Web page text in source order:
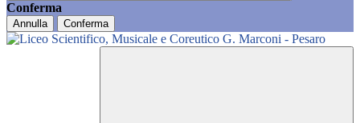
Conferma
Annulla Conferma